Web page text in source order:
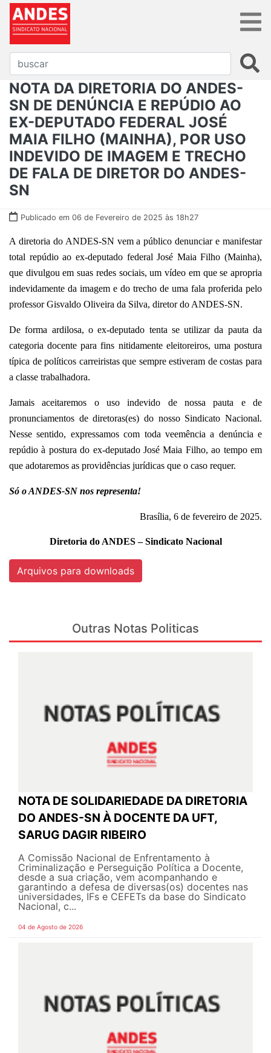
NOTA DA DIRETORIA DO ANDES-
SN DE DENÚNCIA E REPÚDIO AO
EX-DEPUTADO FEDERAL JOSÉ
MAIA FILHO (MAINHA), POR USO
INDEVIDO DE IMAGEM E TRECHO
DE FALA DE DIRETOR DO ANDES-
SN
Publicado em 06 de Fevereiro de 2025 às 18h27
A diretoria do ANDES-SN vem a público denunciar e manifestar
total repúdio ao ex-deputado federal José Maia Filho (Mainha),
que divulgou em suas redes sociais, um vídeo em que se apropria
indevidamente da imagem e do trecho de uma fala proferida pelo
professor Gisvaldo Oliveira da Silva, diretor do ANDES-SN.
De forma ardilosa, o ex-deputado tenta se utilizar da pauta da
categoria docente para fins nitidamente eleitoreiros, uma postura
típica de políticos carreiristas que sempre estiveram de costas para
a classe trabalhadora.
Jamais aceitaremos o uso indevido de nossa pauta e de
pronunciamentos de diretoras(es) do nosso Sindicato Nacional.
Nesse sentido, expressamos com toda veemência a denúncia e
repúdio à postura do ex-deputado José Maia Filho, ao tempo em
que adotaremos as providências jurídicas que o caso requer.
Só o ANDES-SN nos representa!
Brasília, 6 de fevereiro de 2025.
Diretoria do ANDES – Sindicato Nacional
Arquivos para downloads
Outras Notas Politicas
NOTA DE SOLIDARIEDADE DA DIRETORIA
DO ANDES-SN À DOCENTE DA UFT,
SARUG DAGIR RIBEIRO
A Comissão Nacional de Enfrentamento à
Criminalização e Perseguição Política a Docente,
desde a sua criação, vem acompanhando e
garantindo a defesa de diversas(os) docentes nas
universidades, IFs e CEFETs da base do Sindicato
Nacional, c...
04 de Agosto de 2026